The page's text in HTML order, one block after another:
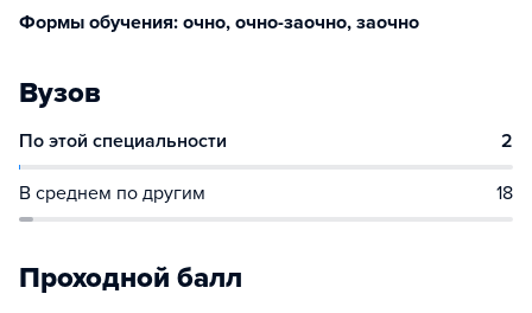
Формы обучения: очно, очно-заочно, заочно
Вузов
По этой специальности 2
В среднем по другим 18
Проходной балл